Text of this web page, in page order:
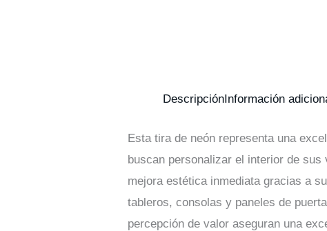
Descripción Información
Esta tira de neón representa una
buscan personalizar el interior de
mejora estética inmediata gracias a
tableros, consolas y paneles de
percepción de valor aseguran una